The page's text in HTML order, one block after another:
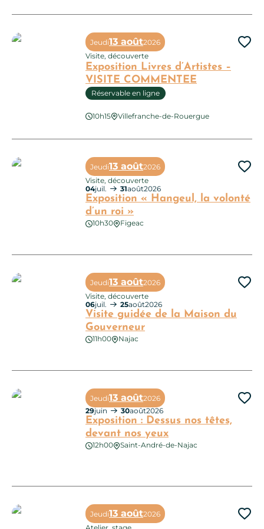
Exposition Livres d’Artistes –
VISITE COMMENTEE
Réservable en ligne
10h15 Villefranche-de-Rouergue
Jeudi13 août2026
Visite, découverte
Exposition Livres d’Artistes – VISITE COMMENTEE
Exposition « Hangeul, la volonté
d’un roi »
10h30 Figeac
Jeudi13 août2026
Visite, découverte
04juil. 31août2026
Visite guidée de la Maison du
Gouverneur
11h00 Najac
Jeudi13 août2026
Visite, découverte
06juil. 25août2026
Exposition : Dessus nos têtes,
devant nos yeux
12h00 Saint-André-de-Najac
Jeudi13 août2026
29juin 30août2026
Jeudi13 août2026